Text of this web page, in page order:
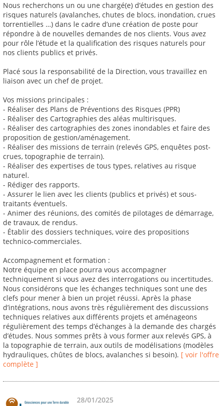
Nous recherchons un ou une chargé(e) d’études en gestion des
risques naturels (avalanches, chutes de blocs, inondation, crues
torrentielles …) dans le cadre d’une création de poste pour
répondre à de nouvelles demandes de nos clients. Vous avez
pour rôle l’étude et la qualification des risques naturels pour
nos clients publics et privés.
Placé sous la responsabilité de la Direction, vous travaillez en
liaison avec un chef de projet.
Vos missions principales :
- Réaliser des Plans de Préventions des Risques (PPR)
- Réaliser des Cartographies des aléas multirisques.
- Réaliser des cartographies des zones inondables et faire des
proposition de gestion/aménagement.
- Réaliser des missions de terrain (relevés GPS, enquêtes post-
crues, topographie de terrain).
- Réaliser des expertises de tous types, relatives au risque
naturel.
- Rédiger des rapports.
- Assurer le lien avec les clients (publics et privés) et sous-
traitants éventuels.
- Animer des réunions, des comités de pilotages de démarrage,
de travaux, de rendus.
- Établir des dossiers techniques, voire des propositions
technico-commerciales.
Accompagnement et formation :
Notre équipe en place pourra vous accompagner
techniquement si vous avez des interrogations ou incertitudes.
Nous considérons que les échanges techniques sont une des
clefs pour mener à bien un projet réussi. Après la phase
d’intégrations, nous avons très régulièrement des discussions
techniques relatives aux différents projets et aménageons
régulièrement des temps d’échanges à la demande des chargés
d’études. Nous sommes prêts à vous former aux relevés GPS, à
la topographie de terrain, aux outils de modélisations (modèles
hydrauliques, chûtes de blocs, avalanches si besoin). [ voir l'offre
complète ]
28/01/2025